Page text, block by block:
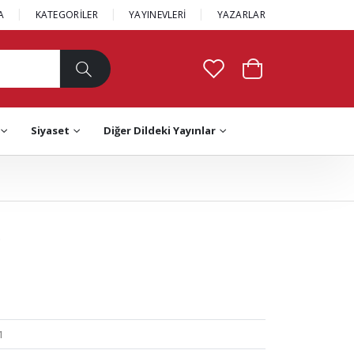
KATEGORİLER YAYINEVLERİ YAZARLAR
Siyaset Diğer Dildeki Yayınlar